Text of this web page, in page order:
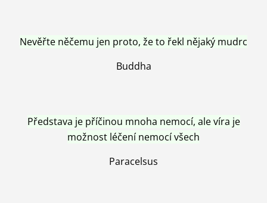
Nevěřte něčemu jen proto, že to řekl nějaký mudrc
Buddha
Představa je příčinou mnoha nemocí, ale víra je
možnost léčení nemocí všech
Paracelsus